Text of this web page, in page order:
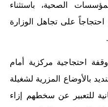
المؤسسات الصحية، باستثناء
احتجاجاً على تجاهل الوزارة
احتجاجية مركزية أمام
بالأوضاع المزرية لشغيلة
للتعبير عن سخطهم إزاء